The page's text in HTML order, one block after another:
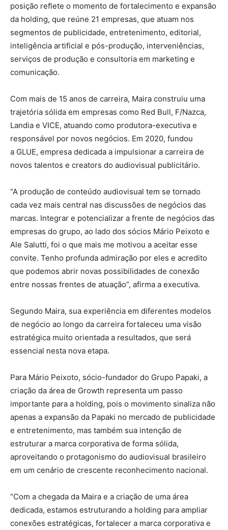
posição reflete o momento de fortalecimento e expansão
da holding, que reúne 21 empresas, que atuam nos
segmentos de publicidade, entretenimento, editorial,
inteligência artificial e pós-produção, interveniências,
serviços de produção e consultoria em marketing e
comunicação.
Com mais de 15 anos de carreira, Maira construiu uma
trajetória sólida em empresas como Red Bull, F/Nazca,
Landia e VICE, atuando como produtora-executiva e
responsável por novos negócios. Em 2020, fundou
a GLUE, empresa dedicada a impulsionar a carreira de
novos talentos e creators do audiovisual publicitário.
“A produção de conteúdo audiovisual tem se tornado
cada vez mais central nas discussões de negócios das
marcas. Integrar e potencializar a frente de negócios das
empresas do grupo, ao lado dos sócios Mário Peixoto e
Ale Salutti, foi o que mais me motivou a aceitar esse
convite. Tenho profunda admiração por eles e acredito
que podemos abrir novas possibilidades de conexão
entre nossas frentes de atuação”, afirma a executiva.
Segundo Maira, sua experiência em diferentes modelos
de negócio ao longo da carreira fortaleceu uma visão
estratégica muito orientada a resultados, que será
essencial nesta nova etapa.
Para Mário Peixoto, sócio-fundador do Grupo Papaki, a
criação da área de Growth representa um passo
importante para a holding, pois o movimento sinaliza não
apenas a expansão da Papaki no mercado de publicidade
e entretenimento, mas também sua intenção de
estruturar a marca corporativa de forma sólida,
aproveitando o protagonismo do audiovisual brasileiro
em um cenário de crescente reconhecimento nacional.
“Com a chegada da Maira e a criação de uma área
dedicada, estamos estruturando a holding para ampliar
conexões estratégicas, fortalecer a marca corporativa e